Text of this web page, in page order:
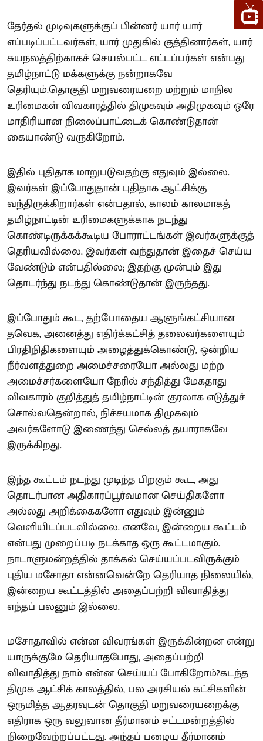
தேர்தல் முடிவுகளுக்குப் பின்னர் யார் யார்
எப்படிப்பட்டவர்கள், யார் முதுகில் குத்தினார்கள், யார்
சுயநலத்திற்காகச் செயல்பட்ட எட்டப்பர்கள் என்பது
தமிழ்நாட்டு மக்களுக்கு நன்றாகவே
தெரியும்.தொகுதி மறுவரையறை மற்றும் மாநில
உரிமைகள் விவகாரத்தில் திமுகவும் அதிமுகவும் ஒரே
மாதிரியான நிலைப்பாட்டைக் கொண்டுதான்
கையாண்டு வருகிறோம்.
இதில் புதிதாக மாறுபடுவதற்கு எதுவும் இல்லை.
இவர்கள் இப்போதுதான் புதிதாக ஆட்சிக்கு
வந்திருக்கிறார்கள் என்பதால், காலம் காலமாகத்
தமிழ்நாட்டின் உரிமைகளுக்காக நடந்து
கொண்டிருக்கக்கூடிய போராட்டங்கள் இவர்களுக்குத்
தெரியவில்லை. இவர்கள் வந்துதான் இதைச் செய்ய
வேண்டும் என்பதில்லை; இதற்கு முன்பும் இது
தொடர்ந்து நடந்து கொண்டுதான் இருந்தது.
இப்போதும் கூட, தற்போதைய ஆளுங்கட்சியான
தவெக, அனைத்து எதிர்க்கட்சித் தலைவர்களையும்
பிரதிநிதிகளையும் அழைத்துக்கொண்டு, ஒன்றிய
நீர்வளத்துறை அமைச்சரையோ அல்லது மற்ற
அமைச்சர்களையோ நேரில் சந்தித்து மேகதாது
விவகாரம் குறித்துத் தமிழ்நாட்டின் குரலாக எடுத்துச்
சொல்வதென்றால், நிச்சயமாக திமுகவும்
அவர்களோடு இணைந்து செல்லத் தயாராகவே
இருக்கிறது.
இந்த கூட்டம் நடந்து முடிந்த பிறகும் கூட, அது
தொடர்பான அதிகாரப்பூர்வமான செய்திகளோ
அல்லது அறிக்கைகளோ எதுவும் இன்னும்
வெளியிடப்படவில்லை. எனவே, இன்றைய கூட்டம்
என்பது முறைப்படி நடக்காத ஒரு கூட்டமாகும்.
நாடாளுமன்றத்தில் தாக்கல் செய்யப்படவிருக்கும்
புதிய மசோதா என்னவென்றே தெரியாத நிலையில்,
இன்றைய கூட்டத்தில் அதைப்பற்றி விவாதித்து
எந்தப் பலனும் இல்லை.
மசோதாவில் என்ன விவரங்கள் இருக்கின்றன என்று
யாருக்குமே தெரியாதபோது, அதைப்பற்றி
விவாதித்து நாம் என்ன செய்யப் போகிறோம்?கடந்த
திமுக ஆட்சிக் காலத்தில், பல அரசியல் கட்சிகளின்
ஒருமித்த ஆதரவுடன் தொகுதி மறுவரையறைக்கு
எதிராக ஒரு வலுவான தீர்மானம் சட்டமன்றத்தில்
நிறைவேற்றப்பட்டது. அந்தப் பழைய தீர்மானம்